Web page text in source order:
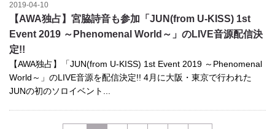
2019-04-10
【AWA独占】宮脇詩音も参加「JUN(from U-KISS) 1st
Event 2019 ～Phenomenal World～」のLIVE音源配信決
定!!
【AWA独占】「JUN(from U-KISS) 1st Event 2019 ～Phenomenal
World～」のLIVE音源を配信決定!! 4月に大阪・東京で行われた
JUNの初のソロイベント...